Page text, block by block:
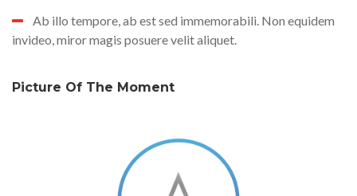
Ab illo tempore, ab est sed immemorabili. Non equidem
invideo, miror magis posuere velit aliquet.
Picture Of The Moment